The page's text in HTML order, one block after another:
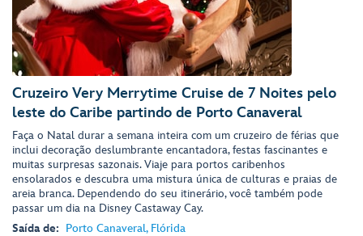
Cruzeiro Very Merrytime Cruise de 7 Noites pelo
leste do Caribe partindo de Porto Canaveral
Faça o Natal durar a semana inteira com um cruzeiro de férias que
inclui decoração deslumbrante encantadora, festas fascinantes e
muitas surpresas sazonais. Viaje para portos caribenhos
ensolarados e descubra uma mistura única de culturas e praias de
areia branca. Dependendo do seu itinerário, você também pode
passar um dia na Disney Castaway Cay.
Saída de: Porto Canaveral, Flórida